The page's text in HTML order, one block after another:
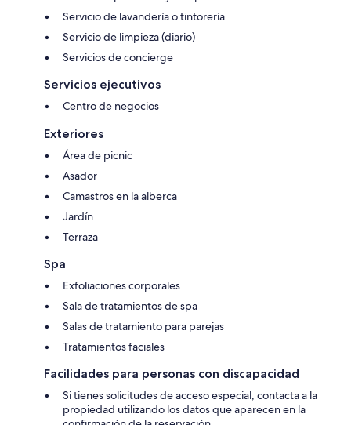
Servicio de lavandería o tintorería
Servicio de limpieza (diario)
Servicios de concierge
Servicios ejecutivos
Centro de negocios
Exteriores
Área de picnic
Asador
Camastros en la alberca
Jardín
Terraza
Spa
Exfoliaciones corporales
Sala de tratamientos de spa
Salas de tratamiento para parejas
Tratamientos faciales
Facilidades para personas con discapacidad
Si tienes solicitudes de acceso especial, contacta a la
propiedad utilizando los datos que aparecen en la